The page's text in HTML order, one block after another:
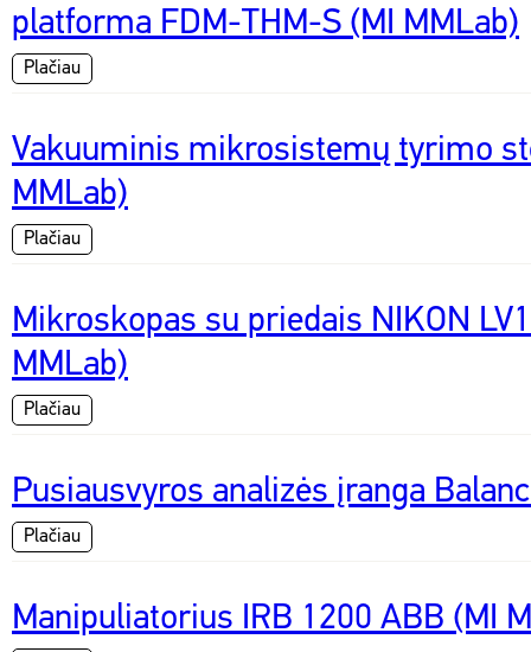
platforma FDM-THM-S (MI MMLab)
Plačiau
Vakuuminis mikrosistemų tyrimo
MMLab)
Plačiau
Mikroskopas su priedais NIKON
MMLab)
Plačiau
Pusiausvyros analizės įranga
Plačiau
Manipuliatorius IRB 1200 ABB (MI